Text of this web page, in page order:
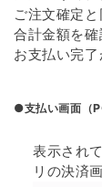
ご注文確定
合計金額を確
お支払い完
●支払い画面（
表示され
リの決済